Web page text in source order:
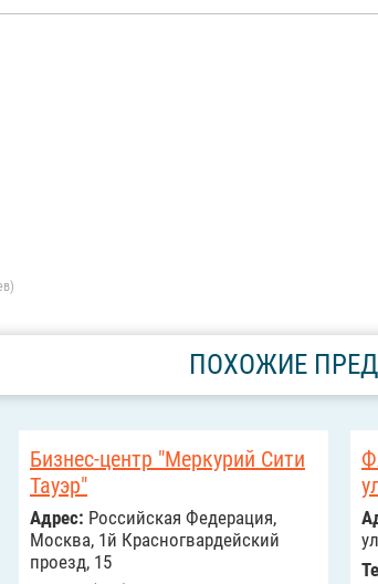
ПОХОЖИЕ
Бизнес-центр "Меркурий Сити
Тауэр"
Адрес: Российcкая Федерация,
Москва, 1й Красногвардейский
проезд, 15